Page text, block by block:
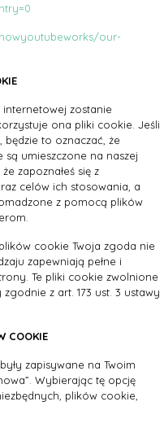
our-
internetowej zostanie
ona pliki cookie. Jeśli
będzie to oznaczać, że
umieszczone na naszej
zapoznałeś się z
celów ich stosowania, a
z pomocą plików
cookie Twoja zgoda nie
zapewniają pełne i
Te pliki cookie zwolnione
z art. 173 ust. 3 ustawy
COOKIE
zapisywane na Twoim
Wybierając tę opcję
plików cookie,